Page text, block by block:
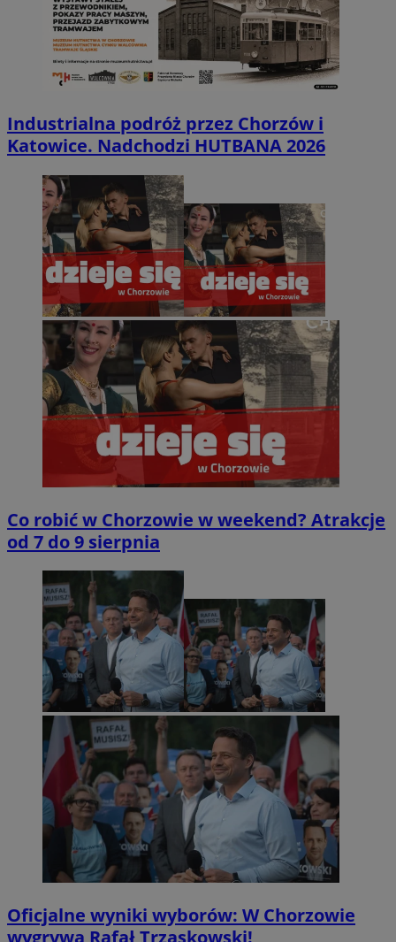
Industrialna podróż przez Chorzów i
Katowice. Nadchodzi HUTBANA 2026
Co robić w Chorzowie w weekend? Atrakcje
od 7 do 9 sierpnia
Oficjalne wyniki wyborów: W Chorzowie
wygrywa Rafał Trzaskowski!